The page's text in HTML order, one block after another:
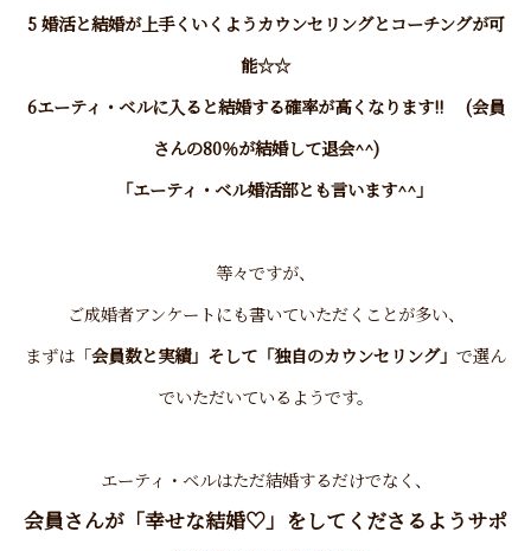
5 婚活と結婚が上手くいくようカウンセリングとコーチングが可
能☆☆
6エーティ・ベルに入ると結婚する確率が高くなります!! (会員
さんの80％が結婚して退会^^)
「エーティ・ベル婚活部とも言います^^」
等々ですが、
ご成婚者アンケートにも書いていただくことが多い、
まずは「会員数と実績」そして「独自のカウンセリング」 で選ん
でいただいているようです。
エーティ・ベルはただ結婚するだけでなく、
会員さんが 「幸せな結婚♡」 をしてくださるようサポ